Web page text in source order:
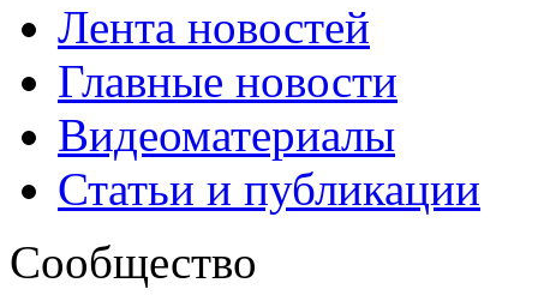
Лента новостей
Главные новости
Видеоматериалы
Статьи и публикации
Сообщество